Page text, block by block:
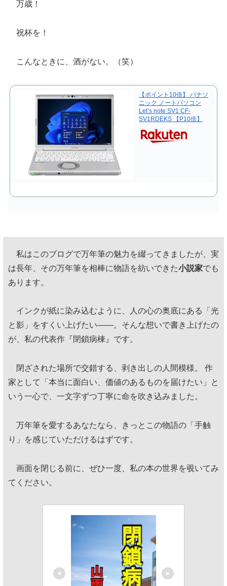
万歳！
祝杯を！
こんなときに、酒がない。（笑）
【ポイント10倍】 パナソ
ニック ノートパソコン
Let’s note SV1 CF-
SV1RDEKS 【P10倍】
私はこのブログで万年筆の魅力を綴ってきましたが、実
は長年、その万年筆を相棒に物語を紡いできた小説家でも
あります。
インクが紙に染み込むように、人の心の奥底にある「光
と影」をすくい上げたい——。そんな想いで書き上げたの
が、私の代表作『閉鎖病棟』です。
閉ざされた場所で交錯する、剥き出しの人間模様。 作
家として「本当に面白い、価値のあるものを届けたい」と
いう一心で、一文字ずつ丁寧に命を吹き込みました。
万年筆を愛するあなたなら、きっとこの物語の「手触
り」を感じていただけるはずです。
画面を閉じる前に、ぜひ一度、私の本の世界を覗いてみ
てください。